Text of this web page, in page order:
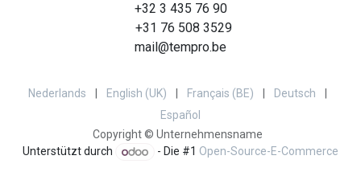
+32 3 435 76 90
+31 76 508 3529
mail@tempro.be
Copyright © Unternehmensname
Nederlands English (UK) Français (BE) Deutsch
Español
Unterstützt durch - Die #1 Open-Source-E-Commerce